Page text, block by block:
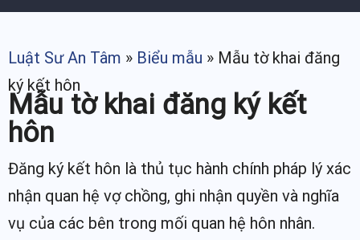
Luật Sư An Tâm » Biểu mẫu » Mẫu tờ khai đăng
ký kết hôn
Mẫu tờ khai đăng ký kết
hôn
Đăng ký kết hôn là thủ tục hành chính pháp lý xác
nhận quan hệ vợ chồng, ghi nhận quyền và nghĩa
vụ của các bên trong mối quan hệ hôn nhân.